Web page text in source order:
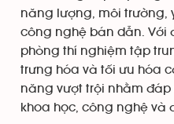
năng lượng, môi trường,
công nghệ bán dẫn. Với
phòng thí nghiệm tập
trưng hóa và tối ưu hóa
năng vượt trội nhằm
khoa học, công nghệ và